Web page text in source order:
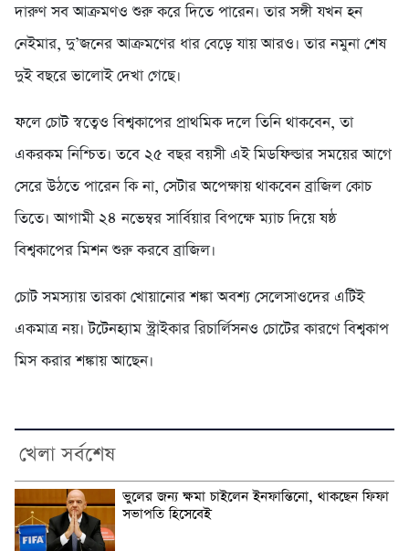
দারুণ সব আক্রমণও শুরু করে দিতে পারেন। তার সঙ্গী যখন হন
নেইমার, দু’জনের আক্রমণের ধার বেড়ে যায় আরও। তার নমুনা শেষ
দুই বছরে ভালোই দেখা গেছে।
ফলে চোট স্বত্বেও বিশ্বকাপের প্রাথমিক দলে তিনি থাকবেন, তা
একরকম নিশ্চিত। তবে ২৫ বছর বয়সী এই মিডফিল্ডার সময়ের আগে
সেরে উঠতে পারেন কি না, সেটার অপেক্ষায় থাকবেন ব্রাজিল কোচ
তিতে। আগামী ২৪ নভেম্বর সার্বিয়ার বিপক্ষে ম্যাচ দিয়ে ষষ্ঠ
বিশ্বকাপের মিশন শুরু করবে ব্রাজিল।
চোট সমস্যায় তারকা খোয়ানোর শঙ্কা অবশ্য সেলেসাওদের এটিই
একমাত্র নয়। টটেনহ্যাম স্ট্রাইকার রিচার্লিসনও চোটের কারণে বিশ্বকাপ
মিস করার শঙ্কায় আছেন।
খেলা সর্বশেষ
ভুলের জন্য ক্ষমা চাইলেন ইনফান্তিনো, থাকছেন ফিফা
সভাপতি হিসেবেই